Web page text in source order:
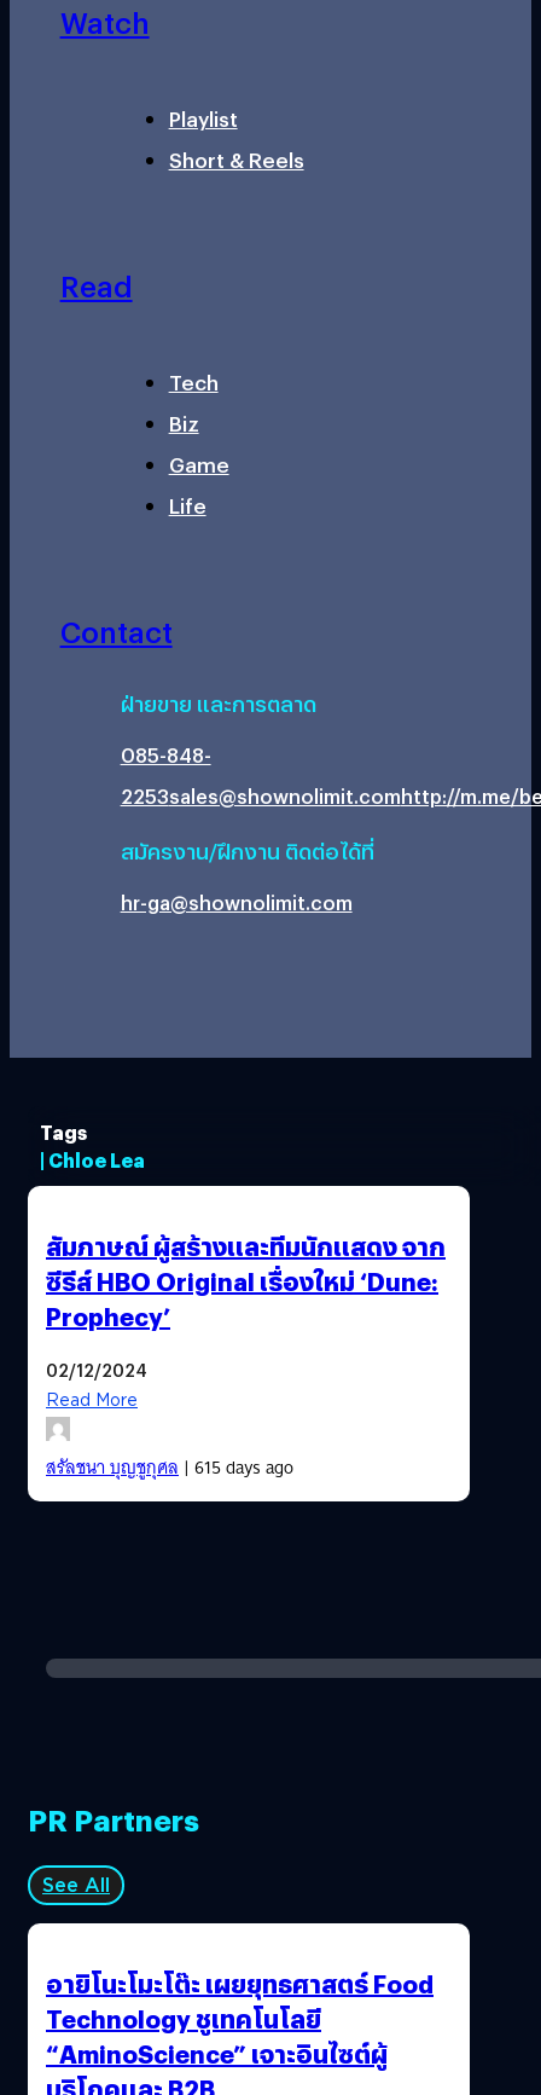
Watch
Playlist
Short & Reels
Read
Tech
Biz
Game
Life
Contact
ฝ่ายขาย และการตลาด
085-848-
2253sales@shownolimit.comhttp://m.me/
สมัครงาน/ฝึกงาน ติดต่อได้ที่
hr-ga@shownolimit.com
Tags
| Chloe Lea
สัมภาษณ์ ผู้สร้างและทีมนักแสดง จาก
ซีรีส์ HBO Original เรื่องใหม่ ‘Dune:
Prophecy’
02/12/2024
Read More
สรัลชนา บุญชูกุศล| 615 days ago
PR Partners
See All
อายิโนะโมะโต๊ะ เผยยุทธศาสตร์ Food
Technology ชูเทคโนโลยี
“AminoScience” เจาะอินไซต์ผู้